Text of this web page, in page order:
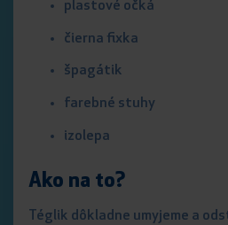
plastové očká
čierna fixka
špagátik
farebné stuhy
izolepa
Ako na to?
Téglik dôkladne umyjeme a